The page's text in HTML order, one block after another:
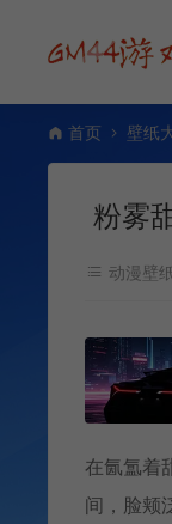
首页 壁纸
粉雾
动漫壁
在氤氲着
间，脸颊